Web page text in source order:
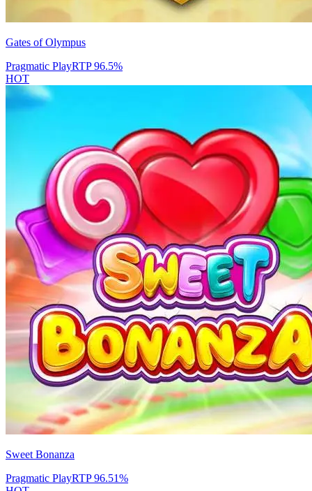
Gates of Olympus
Pragmatic PlayRTP96.5%
HOT
Sweet Bonanza
Pragmatic PlayRTP96.51%